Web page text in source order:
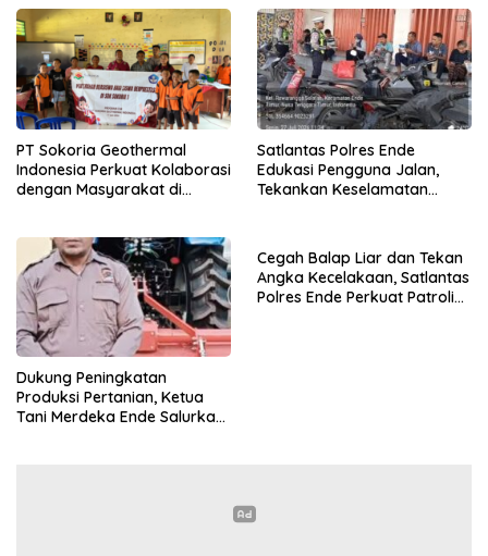
PT Sokoria Geothermal
Indonesia Perkuat Kolaborasi
dengan Masyarakat di
Satlantas Polres Ende
Edukasi Pengguna Jalan,
Tekankan Keselamatan
Dukung Peningkatan
Produksi Pertanian, Ketua
Tani Merdeka Ende Salurkan
Cegah Balap Liar dan Tekan
Angka Kecelakaan, Satlantas
Polres Ende Perkuat Patroli